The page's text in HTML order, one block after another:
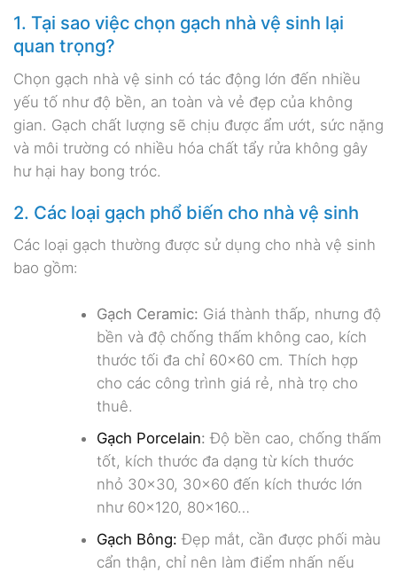
1. Tại sao việc chọn gạch nhà vệ sinh lại
quan trọng?
Chọn gạch nhà vệ sinh có tác động lớn đến nhiều
yếu tố như độ bền, an toàn và vẻ đẹp của không
gian. Gạch chất lượng sẽ chịu được ẩm ướt, sức nặng
và môi trường có nhiều hóa chất tẩy rửa không gây
hư hại hay bong tróc.
2. Các loại gạch phổ biến cho nhà vệ sinh
Các loại gạch thường được sử dụng cho nhà vệ sinh
bao gồm:
Gạch Ceramic: Giá thành thấp, nhưng độ
bền và độ chống thấm không cao, kích
thước tối đa chỉ 60×60 cm. Thích hợp
cho các công trình giá rẻ, nhà trọ cho
thuê.
Gạch Porcelain: Độ bền cao, chống thấm
tốt, kích thước đa dạng từ kích thước
nhỏ 30×30, 30×60 đến kích thước lớn
như 60×120, 80×160…
Gạch Bông: Đẹp mắt, cần được phối màu
cẩn thận, chỉ nên làm điểm nhấn nếu